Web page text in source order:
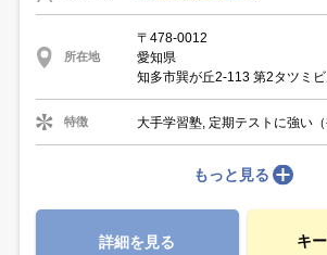
所在地
〒478-0012
愛知県
知多市巽が丘2-113 第2タツミ
特徴 大手学習塾, 定期テストに強い（
もっと見る
詳細を見る キ